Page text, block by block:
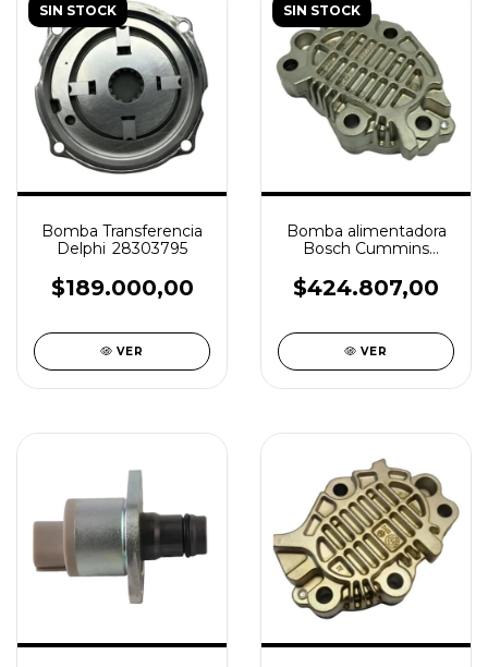
SIN STOCK
Bomba Transferencia
Delphi 28303795
$189.000,00
VER
SIN STOCK
Bomba alimentadora
Bosch Cummins
$424.807,00
VER